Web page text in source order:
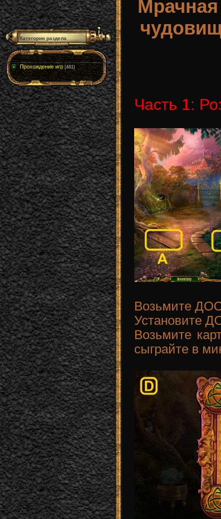
Категории раздела
Прохождение игр [481]
Часть 1:
Возьмите
Установите
Возьмите
сыграйте в